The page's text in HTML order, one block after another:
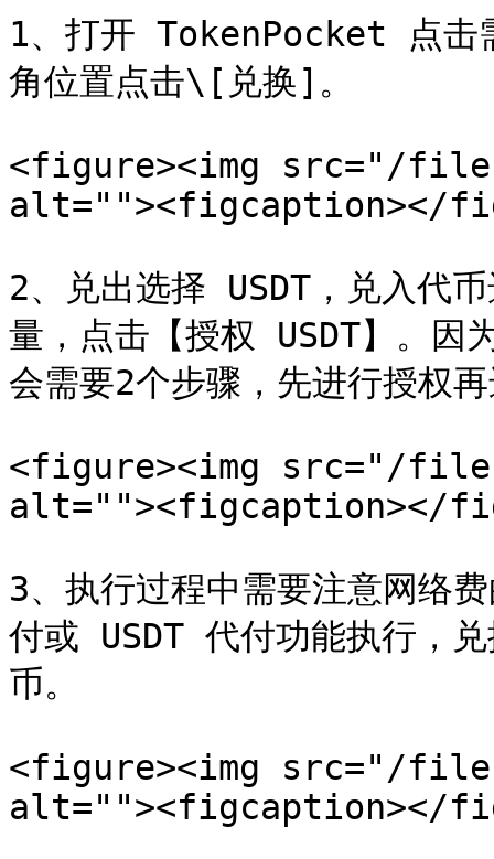
1、打开 TokenPocket 点击
角位置点击\[兑换]。
<figure><img src="/files/
alt=""><figcaption></
2、兑出选择 USDT，兑入代
量，点击【授权 USDT】。因
会需要2个步骤，先进行授权
<figure><img src="/files/
alt=""><figcaption></
3、执行过程中需要注意网络
付或 USDT 代付功能执行，
币。
<figure><img src="/